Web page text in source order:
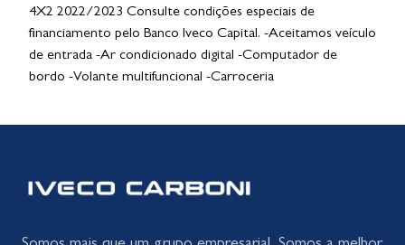
4X2 2022/2023 Consulte condições especiais de
financiamento pelo Banco Iveco Capital. -Aceitamos veículo
de entrada -Ar condicionado digital -Computador de
bordo -Volante multifuncional -Carroceria